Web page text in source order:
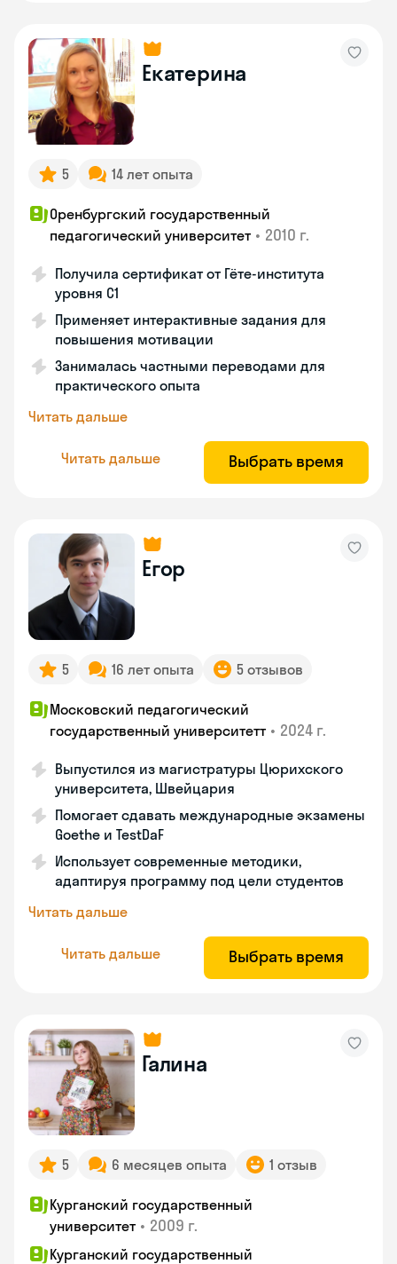
Екатерина
5 14 лет опыта
Оренбургский государственный
педагогический университет • 2010 г.
Получила сертификат от Гёте-института
уровня C1
Применяет интерактивные задания для
повышения мотивации
Занималась частными переводами для
практического опыта
Читать дальше
Читать дальше Выбрать время
Егор
5 16 лет опыта 5 отзывов
Московский педагогический
государственный университетт • 2024 г.
Выпустился из магистратуры Цюрихского
университета, Швейцария
Помогает сдавать международные экзамены
Goethe и TestDaF
Использует современные методики,
адаптируя программу под цели студентов
Читать дальше
Читать дальше Выбрать время
Галина
5 6 месяцев опыта 1 отзыв
Курганский государственный
университет • 2009 г.
Курганский государственный